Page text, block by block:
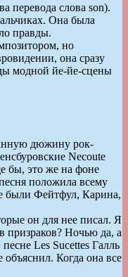
перевода слова son).
Она была
правды.
но
она сразу
модной йе-йе-сцены
дюжину рок-
Necoute
бы, это же на фоне
положила всему
были Фейтфул, Карина,
он для нее писал. Я
призраков? Ночью да, а
Les Sucettes Галль
Когда она все